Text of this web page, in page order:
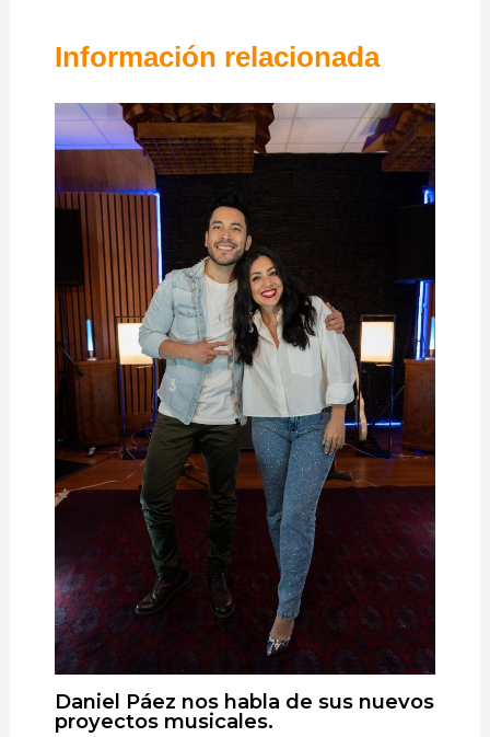
Información relacionada
Daniel Páez nos habla de sus nuevos
proyectos musicales.